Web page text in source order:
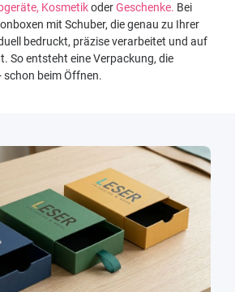
KosmetikoderGeschenke. Bei
mit Schuber, die genau zu Ihrer
bedruckt, präzise verarbeitet und auf
So entsteht eine Verpackung, die
schon beim Öffnen.